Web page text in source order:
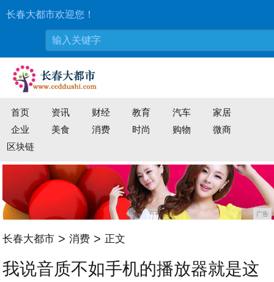
长春大都市欢迎您！
首页 资讯 财经 教育 汽车
家居
企业
美食 消费 时尚 购物
微商
区块链
广告
长春大都市 > 消费 > 正文
我说音质不如手机的播放器就是这